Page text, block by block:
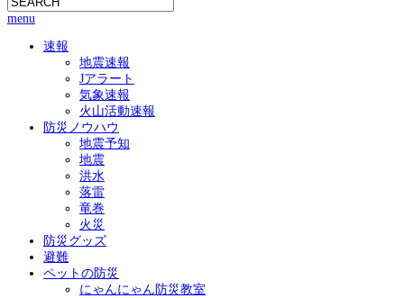
menu
速報
地震速報
Jアラート
気象速報
火山活動速報
防災ノウハウ
地震予知
地震
洪水
落雷
竜巻
火災
防災グッズ
避難
ペットの防災
にゃんにゃん防災教室